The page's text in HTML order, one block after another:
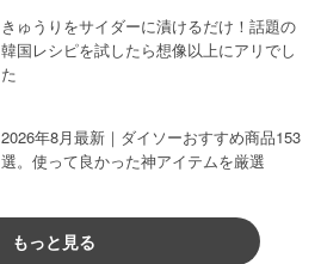
きゅうりをサイダーに漬けるだけ！話題の
韓国レシピを試したら想像以上にアリでし
た
2026年8月最新｜ダイソーおすすめ商品153
選。使って良かった神アイテムを厳選
もっと見る